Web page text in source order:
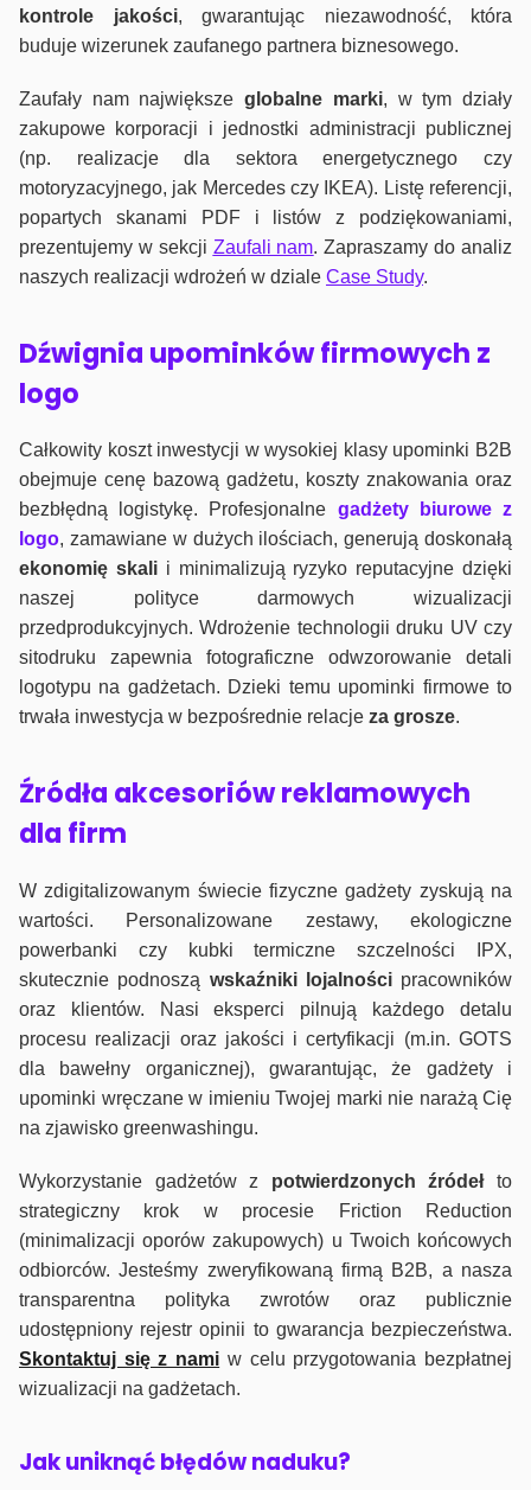
kontrole jakości, gwarantując niezawodność, która
buduje wizerunek zaufanego partnera biznesowego.
Zaufały nam największeglobalne marki, w tym działy
zakupowe korporacji i jednostki administracji publicznej
(np. realizacje dla sektora energetycznego czy
motoryzacyjnego, jak Mercedes czy IKEA). Listę referencji,
popartych skanami PDF i listów z podziękowaniami,
prezentujemy w sekcji Zaufali nam. Zapraszamy do analiz
naszych realizacji wdrożeń w dziale Case Study.
Dźwignia upominków firmowych z
logo
Całkowity koszt inwestycji w wysokiej klasy upominki B2B
obejmuje cenę bazową gadżetu, koszty znakowania oraz
bezbłędną logistykę. Profesjonalne gadżety biurowe z
logo, zamawiane w dużych ilościach, generują doskonałą
ekonomię skalii minimalizują ryzyko reputacyjne dzięki
naszej polityce darmowych wizualizacji
przedprodukcyjnych. Wdrożenie technologii druku UV czy
sitodruku zapewnia fotograficzne odwzorowanie detali
logotypu na gadżetach. Dzieki temu upominki firmowe to
trwała inwestycja w bezpośrednie relacje za grosze.
Źródła akcesoriów reklamowych
dla firm
W zdigitalizowanym świecie fizyczne gadżety zyskują na
wartości. Personalizowane zestawy, ekologiczne
powerbanki czy kubki termiczne szczelności IPX,
skutecznie podnoszą wskaźniki lojalnościpracowników
oraz klientów. Nasi eksperci pilnują każdego detalu
procesu realizacji oraz jakości i certyfikacji (m.in. GOTS
dla bawełny organicznej), gwarantując, że gadżety i
upominki wręczane w imieniu Twojej marki nie narażą Cię
na zjawisko greenwashingu.
Wykorzystanie gadżetów z potwierdzonych źródełto
strategiczny krok w procesie Friction Reduction
(minimalizacji oporów zakupowych) u Twoich końcowych
odbiorców. Jesteśmy zweryfikowaną firmą B2B, a nasza
transparentna polityka zwrotów oraz publicznie
udostępniony rejestr opinii to gwarancja bezpieczeństwa.
Skontaktuj się z nami w celu przygotowania bezpłatnej
wizualizacji na gadżetach.
Jak uniknąć błędów naduku?